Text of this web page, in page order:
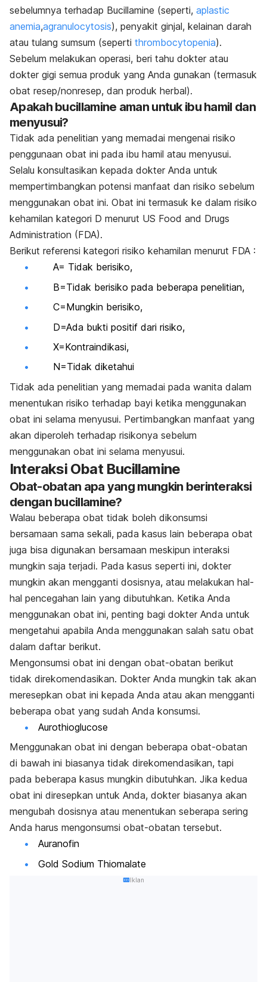
sebelumnya terhadap Bucillamine (seperti, aplastic
anemia,agranulocytosis), penyakit ginjal, kelainan darah
atau tulang sumsum (seperti thrombocytopenia).
Sebelum melakukan operasi, beri tahu dokter atau
dokter gigi semua produk yang Anda gunakan (termasuk
obat resep/nonresep, dan produk herbal).
Apakah bucillamine aman untuk ibu hamil dan
menyusui?
Tidak ada penelitian yang memadai mengenai risiko
penggunaan obat ini pada ibu hamil atau menyusui.
Selalu konsultasikan kepada dokter Anda untuk
mempertimbangkan potensi manfaat dan risiko sebelum
menggunakan obat ini. Obat ini termasuk ke dalam risiko
kehamilan kategori D menurut US Food and Drugs
Administration (FDA).
Berikut referensi kategori risiko kehamilan menurut FDA :
A= Tidak berisiko,
B=Tidak berisiko pada beberapa penelitian,
C=Mungkin berisiko,
D=Ada bukti positif dari risiko,
X=Kontraindikasi,
N=Tidak diketahui
Tidak ada penelitian yang memadai pada wanita dalam
menentukan risiko terhadap bayi ketika menggunakan
obat ini selama menyusui. Pertimbangkan manfaat yang
akan diperoleh terhadap risikonya sebelum
menggunakan obat ini selama menyusui.
Interaksi Obat Bucillamine
Obat-obatan apa yang mungkin berinteraksi
dengan bucillamine?
Walau beberapa obat tidak boleh dikonsumsi
bersamaan sama sekali, pada kasus lain beberapa obat
juga bisa digunakan bersamaan meskipun interaksi
mungkin saja terjadi. Pada kasus seperti ini, dokter
mungkin akan mengganti dosisnya, atau melakukan hal-
hal pencegahan lain yang dibutuhkan. Ketika Anda
menggunakan obat ini, penting bagi dokter Anda untuk
mengetahui apabila Anda menggunakan salah satu obat
dalam daftar berikut.
Mengonsumsi obat ini dengan obat-obatan berikut
tidak direkomendasikan. Dokter Anda mungkin tak akan
meresepkan obat ini kepada Anda atau akan mengganti
beberapa obat yang sudah Anda konsumsi.
Aurothioglucose
Menggunakan obat ini dengan beberapa obat-obatan
di bawah ini biasanya tidak direkomendasikan, tapi
pada beberapa kasus mungkin dibutuhkan. Jika kedua
obat ini diresepkan untuk Anda, dokter biasanya akan
mengubah dosisnya atau menentukan seberapa sering
Anda harus mengonsumsi obat-obatan tersebut.
Auranofin
Gold Sodium Thiomalate
Iklan